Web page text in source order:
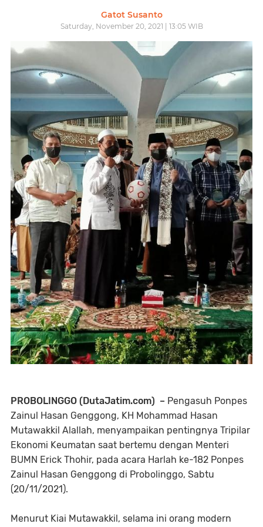
Gatot Susanto
Saturday, November 20, 2021 | 13:05 WIB
PROBOLINGGO (DutaJatim.com) – Pengasuh Ponpes
Zainul Hasan Genggong, KH Mohammad Hasan
Mutawakkil Alallah, menyampaikan pentingnya Tripilar
Ekonomi Keumatan saat bertemu dengan Menteri
BUMN Erick Thohir, pada acara Harlah ke-182 Ponpes
Zainul Hasan Genggong di Probolinggo, Sabtu
(20/11/2021).
Menurut Kiai Mutawakkil, selama ini orang modern